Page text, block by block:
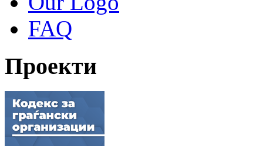
FAQ
Проекти